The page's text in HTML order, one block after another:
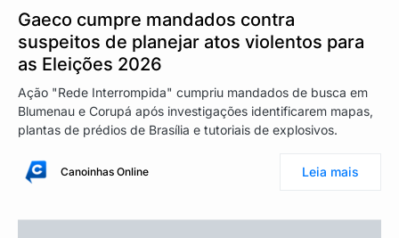
Gaeco cumpre mandados contra
suspeitos de planejar atos violentos para
as Eleições 2026
Ação "Rede Interrompida" cumpriu mandados de busca em
Blumenau e Corupá após investigações identificarem mapas,
plantas de prédios de Brasília e tutoriais de explosivos.
Canoinhas Online Leia mais